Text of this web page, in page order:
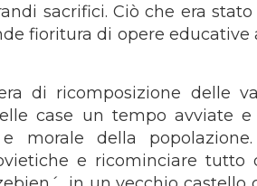
sacrifici. Ciò che era
fioritura di opere educative
di ricomposizione delle
case un tempo avviate e
morale della
e ricominciare tutto